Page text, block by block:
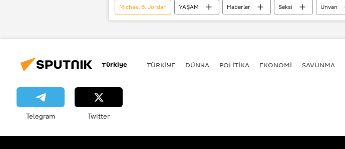
Michael B. Jordan YAŞAM Haberler Seksi Unvan
John Legend
People dergisi
Türkiye TÜRKIYE DÜNYA POLİTİKA EKONOMİ SAVUNMA
Telegram Twitter